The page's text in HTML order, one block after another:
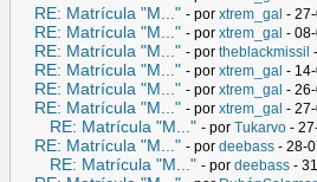
RE: Matrícula "M..." - por xtrem_gal -
RE: Matrícula "M..." - por xtrem_gal -
RE: Matrícula "M..." - por theblackmissil
RE: Matrícula "M..." - por xtrem_gal -
RE: Matrícula "M..." - por xtrem_gal -
RE: Matrícula "M..." - por xtrem_gal -
RE: Matrícula "M..." - por Tukarvo -
RE: Matrícula "M..." - por deebass - 28-
RE: Matrícula "M..." - por deebass -